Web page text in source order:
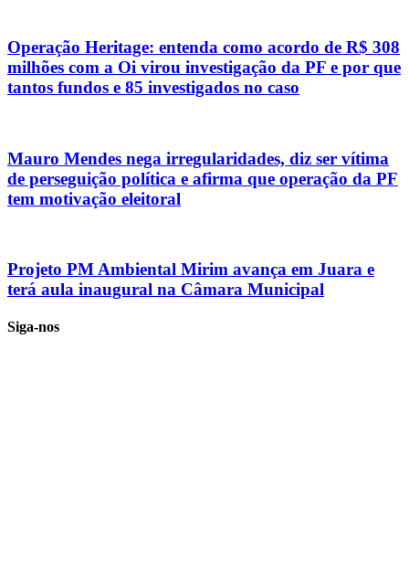
Operação Heritage: entenda como acordo de R$ 308
milhões com a Oi virou investigação da PF e por que
tantos fundos e 85 investigados no caso
Mauro Mendes nega irregularidades, diz ser vítima
de perseguição política e afirma que operação da PF
tem motivação eleitoral
Projeto PM Ambiental Mirim avança em Juara e
terá aula inaugural na Câmara Municipal
Siga-nos